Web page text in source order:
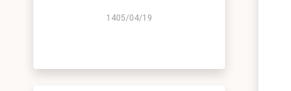
1405/04/19